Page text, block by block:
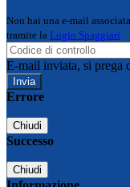
Non hai una e-mail
tramite la Login Spaggiari
E-mail inviata, si prega
Errore
Chiudi
Successo
Chiudi